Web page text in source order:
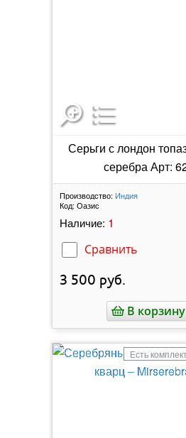
Серьги с лондон
серебра Арт:
Производство: Индия
Код: Оазис
Наличие: 1
Сравнить
3 500 руб.
В корзину
Есть